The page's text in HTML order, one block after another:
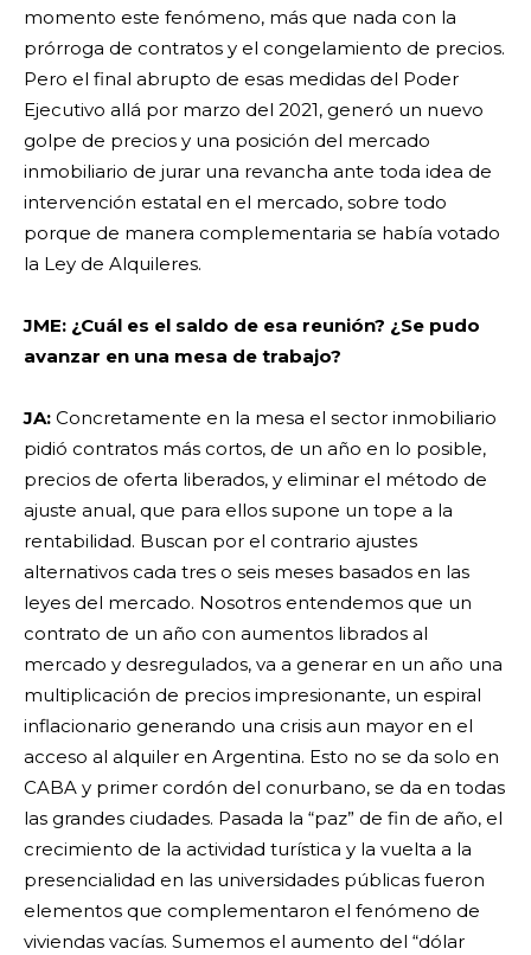
momento este fenómeno, más que nada con la
prórroga de contratos y el congelamiento de precios.
Pero el final abrupto de esas medidas del Poder
Ejecutivo allá por marzo del 2021, generó un nuevo
golpe de precios y una posición del mercado
inmobiliario de jurar una revancha ante toda idea de
intervención estatal en el mercado, sobre todo
porque de manera complementaria se había votado
la Ley de Alquileres.
JME: ¿Cuál es el saldo de esa reunión? ¿Se pudo
avanzar en una mesa de trabajo?
JA: Concretamente en la mesa el sector inmobiliario
pidió contratos más cortos, de un año en lo posible,
precios de oferta liberados, y eliminar el método de
ajuste anual, que para ellos supone un tope a la
rentabilidad. Buscan por el contrario ajustes
alternativos cada tres o seis meses basados en las
leyes del mercado. Nosotros entendemos que un
contrato de un año con aumentos librados al
mercado y desregulados, va a generar en un año una
multiplicación de precios impresionante, un espiral
inflacionario generando una crisis aun mayor en el
acceso al alquiler en Argentina. Esto no se da solo en
CABA y primer cordón del conurbano, se da en todas
las grandes ciudades. Pasada la “paz” de fin de año, el
crecimiento de la actividad turística y la vuelta a la
presencialidad en las universidades públicas fueron
elementos que complementaron el fenómeno de
viviendas vacías. Sumemos el aumento del “dólar